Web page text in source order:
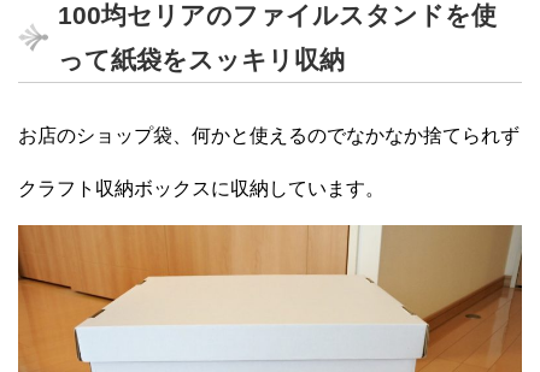
100均セリアのファイルスタンドを使
って紙袋をスッキリ収納
お店のショップ袋、何かと使えるのでなかなか捨てられず
クラフト収納ボックスに収納しています。